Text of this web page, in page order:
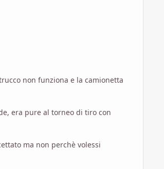
non funziona e la camionetta
era pure al torneo di tiro con
ma non perchè volessi